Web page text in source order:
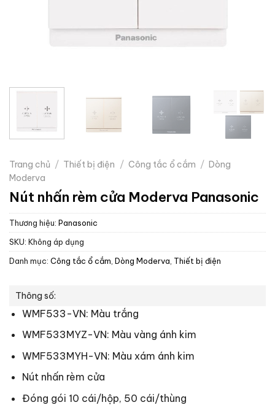
Trang chủ / Thiết bị điện / Công tắc ổ cắm / Dòng
Moderva
Nút nhấn rèm cửa Moderva Panasonic
Thương hiệu: Panasonic
SKU: Không áp dụng
Danh mục: Công tắc ổ cắm Dòng Moderva Thiết bị điện
Thông số:
WMF533-VN: Màu trắng
WMF533MYZ-VN: Màu vàng ánh kim
WMF533MYH-VN: Màu xám ánh kim
Nút nhấn rèm cửa
Đóng gói 10 cái/hộp, 50 cái/thùng